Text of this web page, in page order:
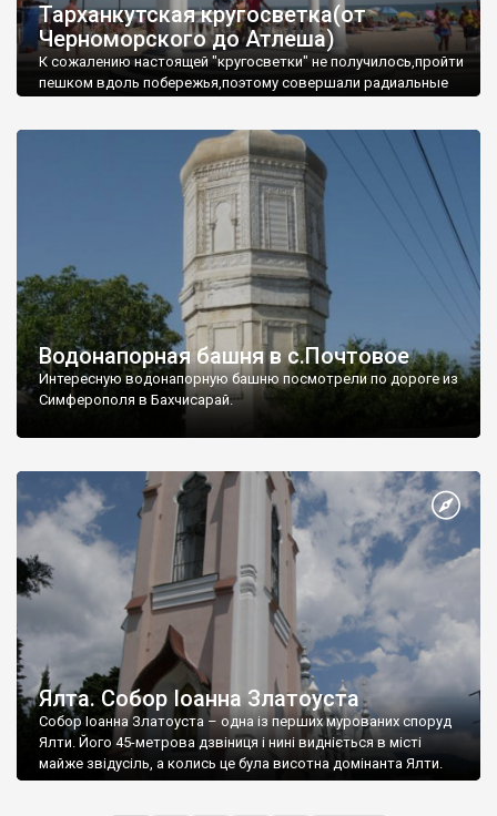
Тарханкутская кругосветка(от
Черноморского до Атлеша)
К сожалению настоящей "кругосветки" не получилось,пройти
пешком вдоль побережья,поэтому совершали радиальные
Водонапорная башня в с.Почтовое
Интересную водонапорную башню посмотрели по дороге из
Симферополя в Бахчисарай.
Ялта. Собор Іоанна Златоуста
Собор Іоанна Златоуста – одна із перших мурованих споруд
Ялти. Його 45-метрова дзвіниця і нині видніється в місті
майже звідусіль, а колись це була висотна домінанта Ялти.